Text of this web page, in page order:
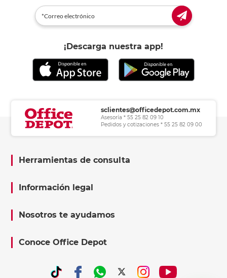
¡Descarga nuestra app!
sclientes@officedepot.com.mx
Asesoría * 55 25 82 09 10
Pedidos y cotizaciones * 55 25 82 09 00
Herramientas de consulta
Información legal
Nosotros te ayudamos
Conoce Office Depot